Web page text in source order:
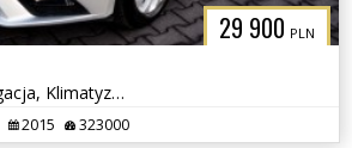
29 900 PLN
Ful LED Skóry, Nawigacja, Klimatyzacja
2015 323000